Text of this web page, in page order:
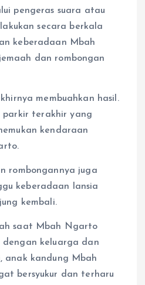
pengeras suara atau
secara berkala
keberadaan Mbah
dan rombongan
membuahkan hasil.
parkir terakhir yang
kendaraan
rombongannya juga
keberadaan lansia
kembali.
saat Mbah Ngarto
dengan keluarga dan
anak kandung Mbah
bersyukur dan terharu